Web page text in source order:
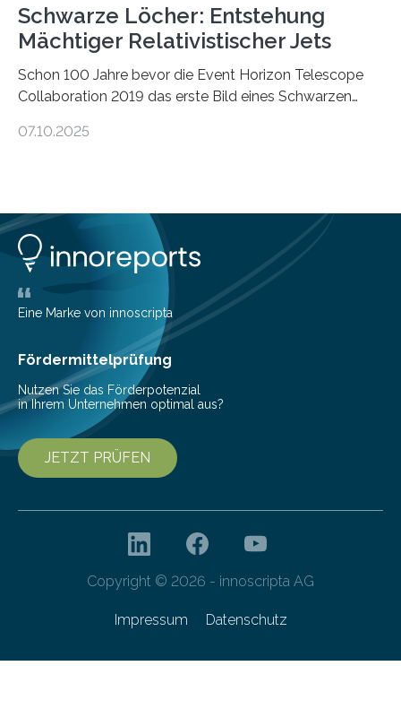
Schwarze Löcher: Entstehung
Mächtiger Relativistischer Jets
Schon 100 Jahre bevor die Event Horizon Telescope
Collaboration 2019 das erste Bild eines Schwarzen
hatte der Astronom Heber Curtis einen seltsamen
werden auch von anderen Schwarzen Löchern
ausgeschickt. Theoretische Astrophysiker der Goethe-
Universität haben jetzt einen numerischen Code
entwickelt, mit dem sie mathematisch hoch präzise
beschreiben…
07.10.2025
Eine Marke von innoscripta
Fördermittelprüfung
Nutzen Sie das Förderpotenzial
in Ihrem Unternehmen optimal aus?
JETZT PRÜFEN
Copyright © 2026 - innoscripta AG
Impressum Datenschutz